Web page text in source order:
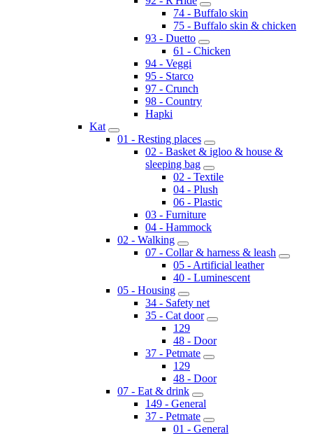
74 - Buffalo skin
75 - Buffalo skin & chicken
93 - Duetto
61 - Chicken
94 - Veggi
95 - Starco
97 - Crunch
98 - Country
Hapki
Kat
01 - Resting places
02 - Basket & igloo & house &
sleeping bag
02 - Textile
04 - Plush
06 - Plastic
03 - Furniture
04 - Hammock
02 - Walking
07 - Collar & harness & leash
05 - Artificial leather
40 - Luminescent
05 - Housing
34 - Safety net
35 - Cat door
129
48 - Door
37 - Petmate
129
48 - Door
07 - Eat & drink
149 - General
37 - Petmate
01 - General